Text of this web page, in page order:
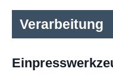
Verarbeitung